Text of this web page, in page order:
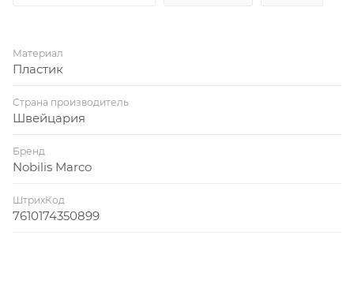
Материал
Пластик
Страна производитель
Швейцария
Бренд
Nobilis Marco
ШтрихКод
7610174350899